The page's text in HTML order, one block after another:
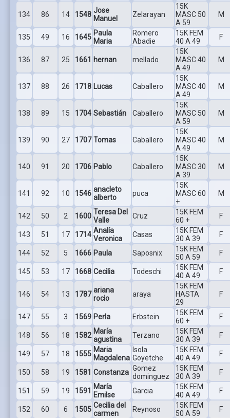
134 86 14 1548 Jose
Manuel
Zelarayan
15K
MASC 50
A 59
M
135 49 16 1645 Paula
Maria
Romero
Abadie
15K FEM
40 A 49
F
136 87 25 1661 hernan mellado
15K
MASC 40
A 49
M
137 88 26 1718 Lucas Caballero
15K
MASC 40
A 49
M
138 89 15 1704 Sebastián Caballero
15K
MASC 50
A 59
M
139 90 27 1707 Tomas Caballero
15K
MASC 40
A 49
M
140 91 20 1706 Pablo Caballero
15K
MASC 30
A 39
M
141 92 10 1546 anacleto
alberto
puca
15K
MASC 60
+
M
142 50 2 1600 Teresa Del
Valle
Cruz
15K FEM
60 +
F
143 51 17 1714 Analía
Veronica
Casas
15K FEM
30 A 39
F
144 52 5 1666 Paula Saposnix
15K FEM
50 A 59
F
145 53 17 1668 Cecilia Todeschi
15K FEM
40 A 49
F
146 54 13 1787 ariana
rocio
araya
15K FEM
HASTA
29
F
147 55 3 1569 Perla Erbstein
15K FEM
60 +
F
148 56 18 1582 María
agustina
Terzano
15K FEM
30 A 39
F
149 57 18 1555 Maria
Magdalena
Isola
Goyetche
15K FEM
40 A 49
F
150 58 19 1581 Constanza Gomez
dominguez
15K FEM
30 A 39
F
151 59 19 1591 María
Emilse
Garcia
15K FEM
40 A 49
F
152 60 6 1505 Cecilia del
carmen
Reynoso
15K FEM
50 A 59
F